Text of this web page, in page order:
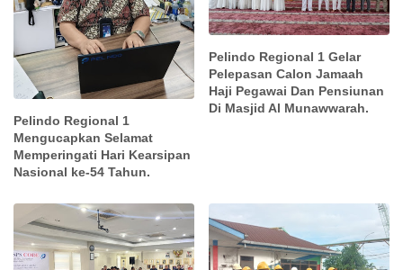
Pelindo Regional 1
Mengucapkan Selamat
Memperingati Hari Kearsipan
Nasional ke-54 Tahun.
Pelindo Regional 1 Gelar
Pelepasan Calon Jamaah
Haji Pegawai Dan Pensiunan
Di Masjid Al Munawwarah.